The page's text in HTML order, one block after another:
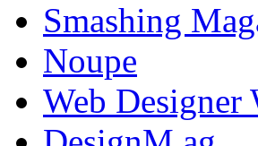
Smashing
Noupe
Web Designer